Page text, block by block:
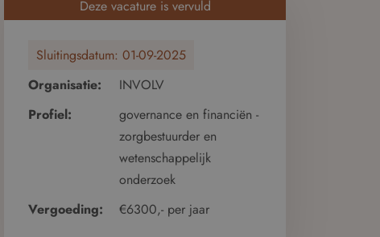
Deze vacature is vervuld
Sluitingsdatum:01-09-2025
Organisatie:
INVOLV
Profiel:
governance en financiën -
zorgbestuurder en
wetenschappelijk
onderzoek
Vergoeding:
€6300,- per jaar